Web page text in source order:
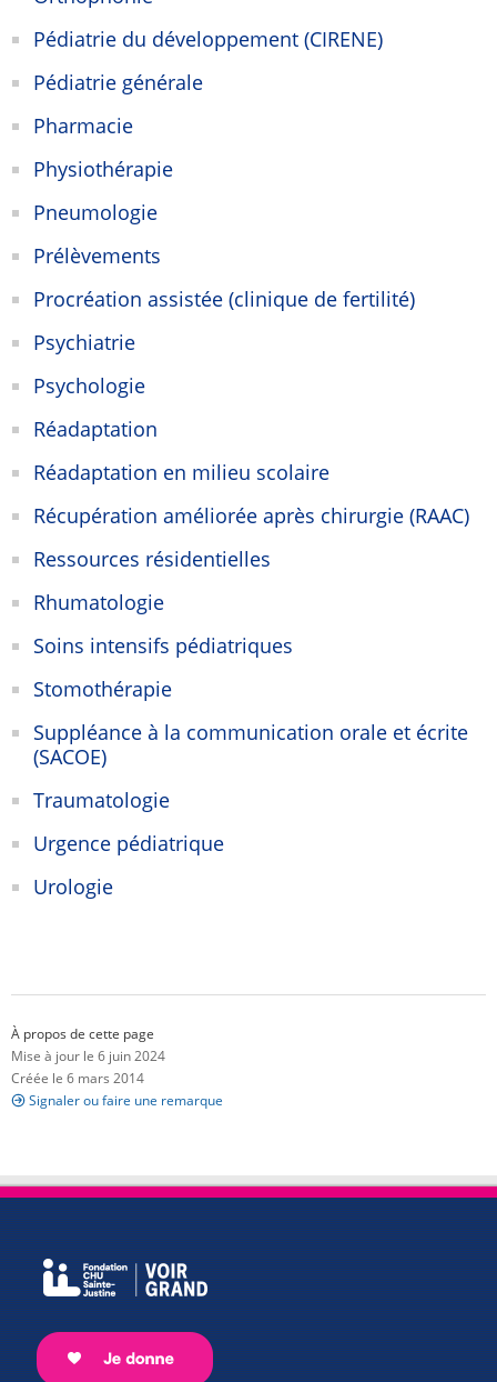
Pédiatrie du développement (CIRENE)
Pédiatrie générale
Pharmacie
Physiothérapie
Pneumologie
Prélèvements
Procréation assistée (clinique de fertilité)
Psychiatrie
Psychologie
Réadaptation
Réadaptation en milieu scolaire
Récupération améliorée après chirurgie (RAAC)
Ressources résidentielles
Rhumatologie
Soins intensifs pédiatriques
Stomothérapie
Suppléance à la communication orale et écrite
(SACOE)
Traumatologie
Urgence pédiatrique
Urologie
À propos de cette page
Mise à jour le 6 juin 2024
Créée le 6 mars 2014
Signaler ou faire une remarque